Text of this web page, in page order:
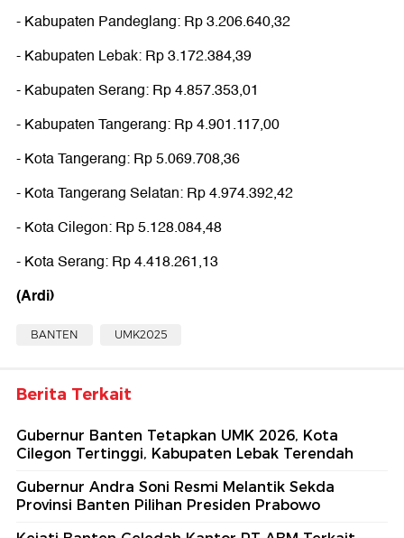
- Kabupaten Pandeglang: Rp 3.206.640,32
- Kabupaten Lebak: Rp 3.172.384,39
- Kabupaten Serang: Rp 4.857.353,01
- Kabupaten Tangerang: Rp 4.901.117,00
- Kota Tangerang: Rp 5.069.708,36
- Kota Tangerang Selatan: Rp 4.974.392,42
- Kota Cilegon: Rp 5.128.084,48
- Kota Serang: Rp 4.418.261,13
(Ardi)
BANTEN UMK2025
Berita Terkait
Gubernur Banten Tetapkan UMK 2026, Kota
Cilegon Tertinggi, Kabupaten Lebak Terendah
Gubernur Andra Soni Resmi Melantik Sekda
Provinsi Banten Pilihan Presiden Prabowo